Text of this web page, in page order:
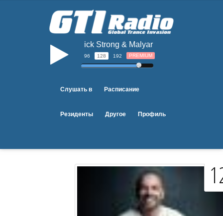
Erick Strong & Malyar and Gemma
b 96 128 192 PREMIUM
Слушать в Расписание
Резиденты Другое Профиль